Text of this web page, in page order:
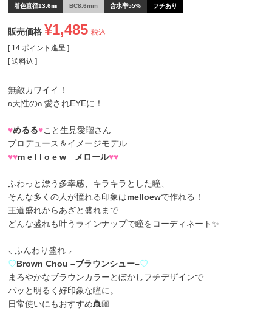
着色直径13.6㎜ BC8.6mm 含水率55% フチあり
販売価格 ¥1,485 税込
[ 14 ポイント進呈 ]
送料込
無敵カワイイ！
ʚ天性のɞ 愛されEYEに！
♥めるる♥こと生見愛瑠さん
プロデュース＆イメージモデル
♥♥m e l l o e w メロール♥♥
ふわっと漂う多幸感、キラキラとした瞳、
そんな多くの人が憧れる印象はmelloewで作れる！
王道盛れからあざと盛れまで
どんな盛れも叶うラインナップで瞳をコーディネート✨
⸜ ふんわり盛れ ⸝
♡Brown Chou –ブラウンシュー–♡
まろやかなブラウンカラーとぼかしフチデザインで
パッと明るく好印象な瞳に。
日常使いにもおすすめ👸🏼